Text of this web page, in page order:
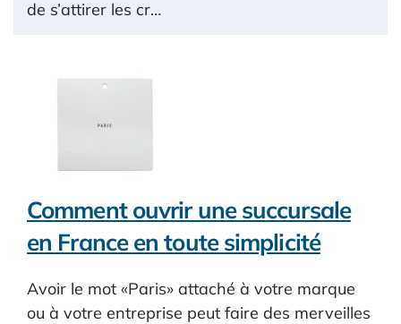
de s’attirer les cr…
Comment ouvrir une succursale
en France en toute simplicité
Avoir le mot «Paris» attaché à votre marque
ou à votre entreprise peut faire des merveilles